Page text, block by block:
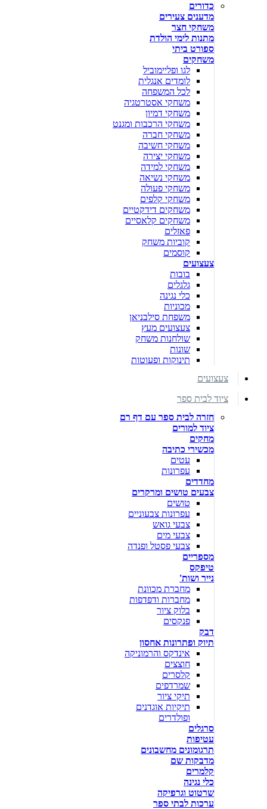
כדורים
מדענים צעירים
משחקי חצר
מתנות לימי הולדת
ספורט ביתי
משחקים
לגו ופליימוביל
לומדים אנגלית
לכל המשפחה
משחקי אסטרטגיה
משחקי דמיון
משחקי הרכבות ומגנט
משחקי חברה
משחקי חשיבה
משחקי יצירה
משחקי למידה
משחקי נשיאה
משחקי פעולה
משחקי קלפים
משחקים דידקטיים
משחקים קלאסיים
פאזלים
קוביות משחק
קוסמים
צעצועים
בובות
גלגלים
כלי נגינה
מכוניות
משפחת סילבניאן
צעצועים מעץ
שולחנות משחק
שונות
תינוקות ופעוטות
צעצועים
ציוד לבית ספר
חזרה לבית ספר עם דף רם
ציוד למורים
מחקים
מכשירי כתיבה
עטים
עפרונות
מחדדים
צבעים טושים ומרקרים
טושים
עפרונות צבעוניים
צבעי גואש
צבעי מים
צבעי פסטל ופנדה
מספריים
טיפקס
נייר ושות'
מחברת מכוונת
מחברות ודפדפות
בלוק ציור
פנקסים
דבק
תיוק ופתרונות אחסון
אינדקס והרמוניקה
חוצצים
קלסרים
שמרדפים
תיקי ציור
תיקיות אוגדנים
ופולדרים
סרגלים
עטיפות
תרגומונים מחשבונים
מדבקות שם
קלמרים
כלי נגינה
שרטוט וגרפיקה
ערכות לבתי ספר